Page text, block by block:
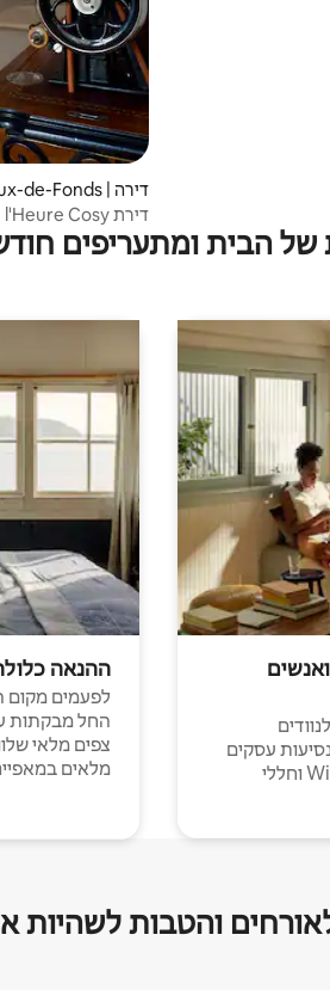
דירה | La Chaux-de-Fonds
דירת l'Heure Cosy
של הבית ומתעריפים
ואנשים
עסקים
עם חיבור לרשת Wi-Fi וחללי
ההנאה
לפעמים מקום
החל מבקתות
צפים מלאי
מלאים
והטבות לשהיות